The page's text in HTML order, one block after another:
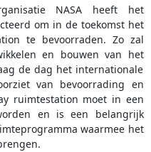
NASA heeft het
om in de toekomst het
te bevoorraden. Zo zal
en bouwen van het
de dag het internationale
van bevoorrading en
ruimtestation moet in een
en is een belangrijk
waarmee het